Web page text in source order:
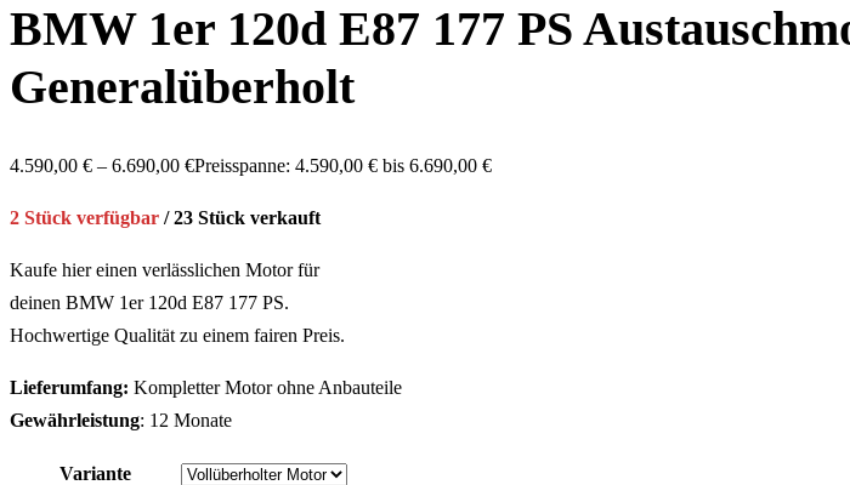
BMW 1er 120d E87 177 PS
Generalüberholt
4.590,00 € – 6.690,00 €Preisspanne: 4.590,00 € bis 6.690,00 €
2 Stück verfügbar / 23 Stück verkauft
Kaufe hier einen verlässlichen Motor für
deinen BMW 1er 120d E87 177 PS.
Hochwertige Qualität zu einem fairen Preis.
Lieferumfang: Kompletter Motor ohne Anbauteile
Gewährleistung: 12 Monate
Variante